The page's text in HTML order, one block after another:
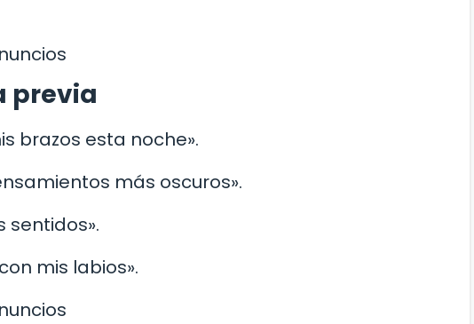
previa
brazos esta noche».
más oscuros».
sentidos».
mis labios».